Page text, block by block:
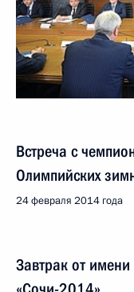
Встреча с
Олимпийских
24 февраля 2014 года
Завтрак от